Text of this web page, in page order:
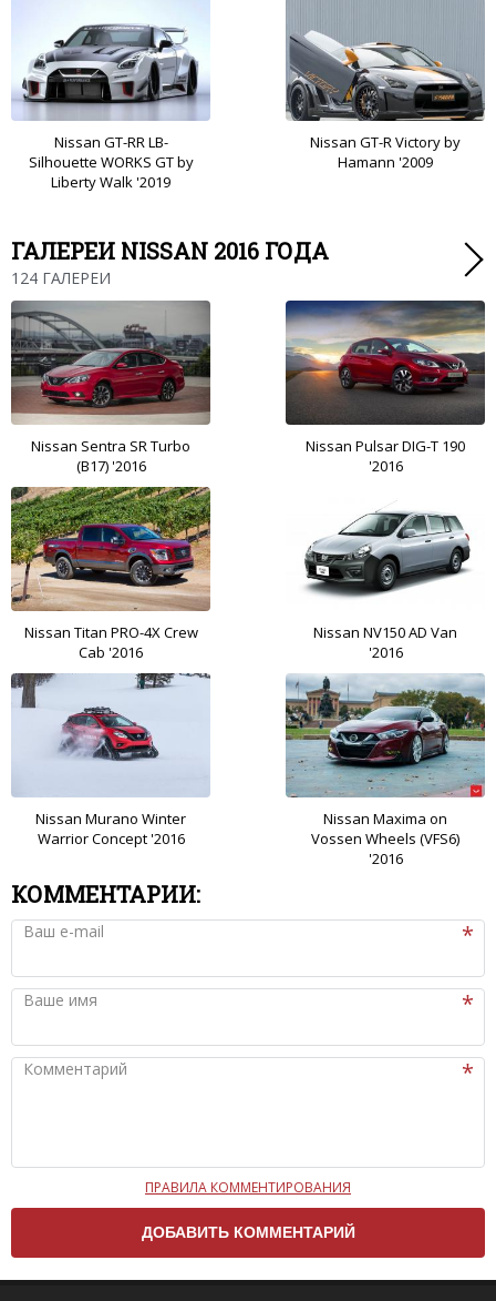
Nissan GT-RR LB-
Silhouette WORKS GT by
Liberty Walk '2019
Nissan GT-R Victory by
Hamann '2009
ГАЛЕРЕИ NISSAN 2016 ГОДА
124 ГАЛЕРЕИ
Nissan Sentra SR Turbo
(B17) '2016
Nissan Pulsar DIG-T 190
'2016
Nissan Titan PRO-4X Crew
Cab '2016
Nissan NV150 AD Van
'2016
Nissan Murano Winter
Warrior Concept '2016
Nissan Maxima on
Vossen Wheels (VFS6)
'2016
КОММЕНТАРИИ:
Ваш e-mail
Ваше имя
Комментарий
Чтобы ваш комментарий был опубликован на сайте,
вам нужно придерживаться следующих правил:
Комментарий не может быть слишком
ПРАВИЛА КОММЕНТИРОВАНИЯ